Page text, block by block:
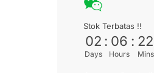
Stok Terbatas !!
02
Days
: 06
Hours
: 22
Mins